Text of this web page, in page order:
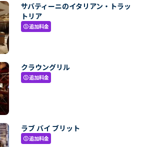
サバティーニのイタリアン・トラッ
トリア
paid追加料金
クラウングリル
paid追加料金
ラブ バイ ブリット
paid追加料金